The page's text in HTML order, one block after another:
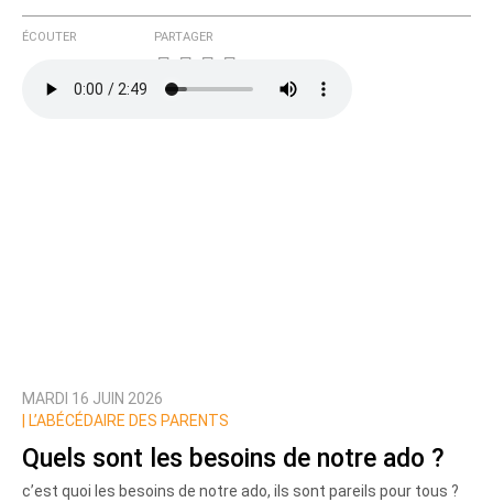
Ajoutez votre commentaire ici
Texte de votre message
Prévenez-moi de tous les nouveaux commentaires
ÉCOUTER PARTAGER
MARDI 16 JUIN 2026
L’ABÉCÉDAIRE DES PARENTS
Quels sont les besoins de notre ado ?
c’est quoi les besoins de notre ado, ils sont pareils pour tous ?